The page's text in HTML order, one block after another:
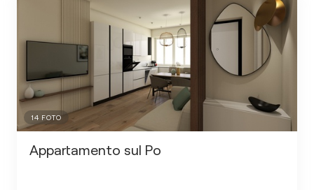
14 FOTO
Appartamento sul Po